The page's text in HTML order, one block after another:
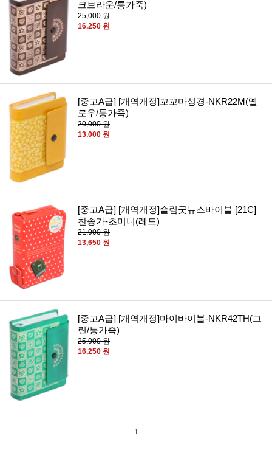
크브라운/통가죽)
25,000 원
16,250 원
[중고A급] [개역개정]꼬꼬마성경-NKR22M(옐
로우/통가죽)
20,000 원
13,000 원
[중고A급] [개역개정]슬림굿뉴스바이블 [21C]
찬송가-초미니(레드)
21,000 원
13,650 원
[중고A급] [개역개정]마이바이블-NKR42TH(그
린/통가죽)
25,000 원
16,250 원
1